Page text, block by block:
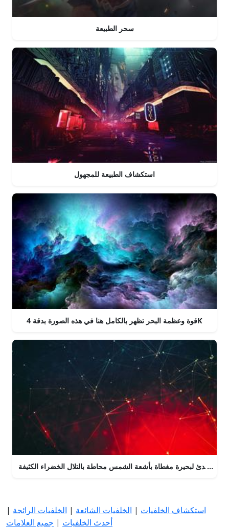
سحر الطبيعة
استكشاف الطبيعة للمجهول
قوة وعظمة البحر تظهر بالكامل هنا في هذه الصورة بدقة 4K
المهدئ لبحيرة مغطاة بأشعة الشمس محاطة بالتلال الخضراء الكثيفة
استكشاف الخلفيات | الخلفيات الشائعة | الخلفيات الرائجة |
أحدث الخلفيات | جميع العلامات